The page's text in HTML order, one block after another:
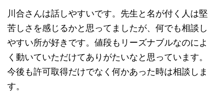
川合さんは話しやすいです。先生と名が付く人は堅
苦しさを感じるかと思ってましたが、何でも相談し
やすい所が好きです。値段もリーズナブルなのによ
く動いていただけてありがたいなと思っています。
今後も許可取得だけでなく何かあった時は相談しま
す。